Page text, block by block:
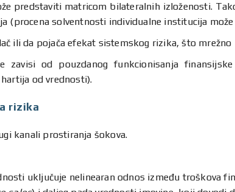
predstaviti matricom bilateralnih izloženosti.
(procena solventnosti individualne institucija
ili da pojača efekat sistemskog rizika, što
zavisi od pouzdanog funkcionisanja
od vrednosti).
rizika
kanali prostiranja šokova.
uključuje nelinearan odnos između troškova